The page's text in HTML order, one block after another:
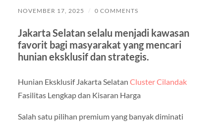
NOVEMBER 17, 2025 / 0 COMMENTS
Jakarta Selatan selalu menjadi kawasan
favorit bagi masyarakat yang mencari
hunian eksklusif dan strategis.
Hunian Eksklusif Jakarta Selatan Cluster Cilandak
Fasilitas Lengkap dan Kisaran Harga
Salah satu pilihan premium yang banyak diminati